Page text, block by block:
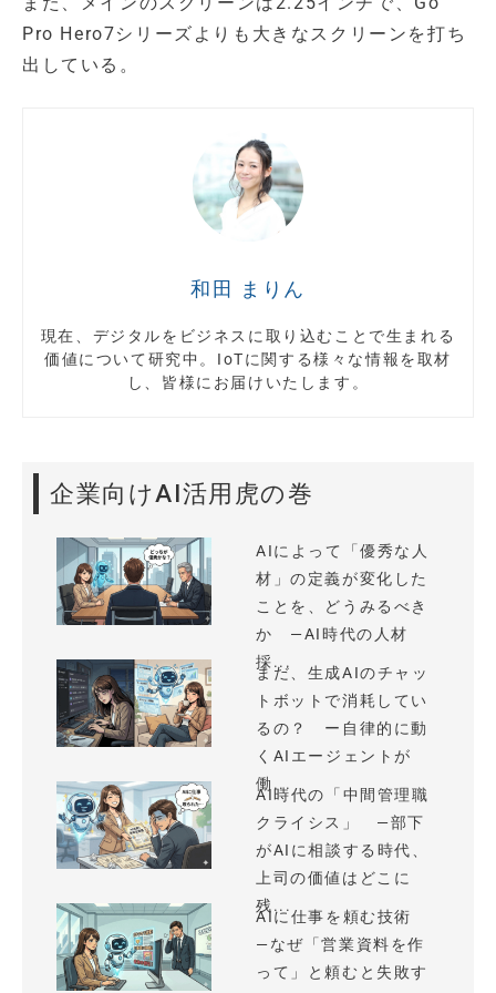
Pro Hero7シリーズよりも大きなスクリーンを打ち
出している。
和田 まりん
現在、デジタルをビジネスに取り込むことで生まれる
価値について研究中。IoTに関する様々な情報を取材
し、皆様にお届けいたします。
企業向けAI活用虎の巻
AIによって「優秀な人
材」の定義が変化した
ことを、どうみるべき
か —AI時代の人材
採...
まだ、生成AIのチャッ
トボットで消耗してい
るの？ ー自律的に動
くAIエージェントが
働...
AI時代の「中間管理職
クライシス」 —部下
がAIに相談する時代、
上司の価値はどこに
残...
AIに仕事を頼む技術
—なぜ「営業資料を作
って」と頼むと失敗す